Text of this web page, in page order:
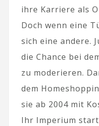
ihre Karriere als
Doch wenn eine
sich eine andere.
die Chance bei
zu moderieren.
dem
sie ab 2004 mit
Ihr Imperium